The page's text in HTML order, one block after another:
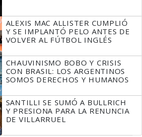
ALEXIS MAC ALLISTER CUMPLIÓ
Y SE IMPLANTÓ PELO ANTES DE
VOLVER AL FÚTBOL INGLÉS
CHAUVINISMO BOBO Y CRISIS
CON BRASIL: LOS ARGENTINOS
SOMOS DERECHOS Y HUMANOS
SANTILLI SE SUMÓ A BULLRICH
Y PRESIONA PARA LA RENUNCIA
DE VILLARRUEL